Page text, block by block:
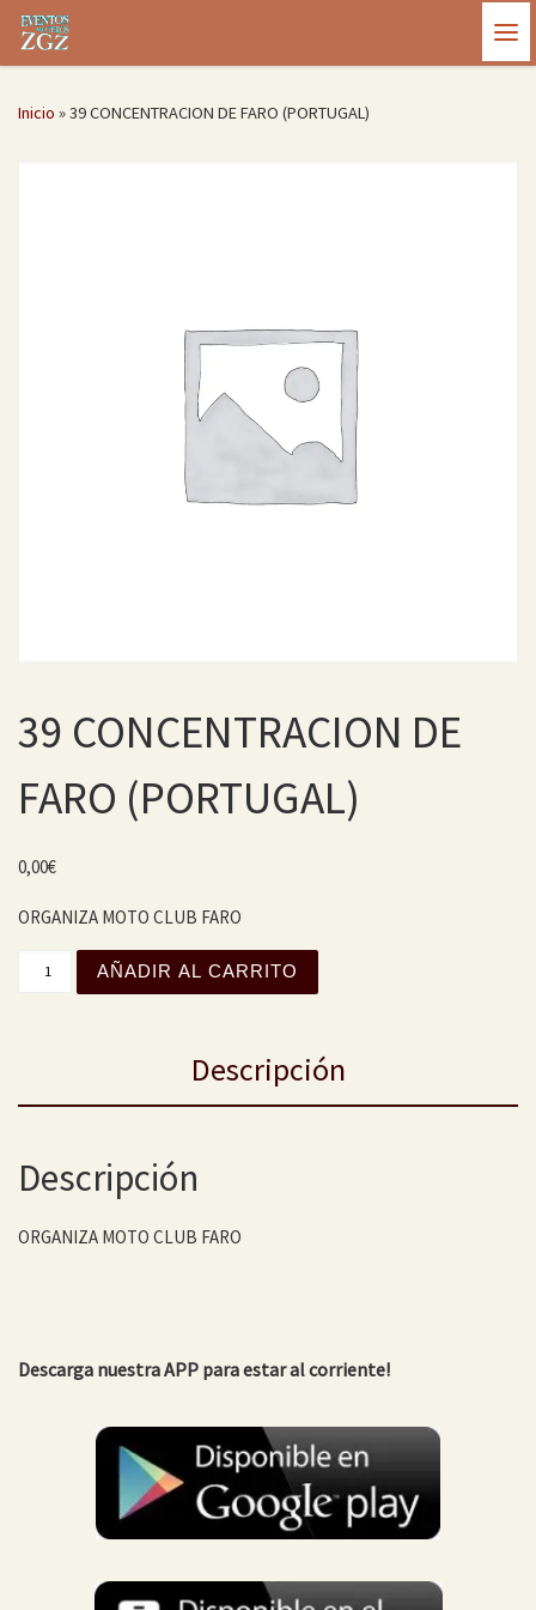
Saltar al contenido
Inicio »39 CONCENTRACION DE FARO (PORTUGAL)
39 CONCENTRACION DE
FARO (PORTUGAL)
0,00€
ORGANIZA MOTO CLUB FARO
39 CONCENTRACION DE FARO (PORTUGAL) cantidad
AÑADIR AL CARRITO
Descripción
Descripción
ORGANIZA MOTO CLUB FARO
Descarga nuestra APP para estar al corriente!